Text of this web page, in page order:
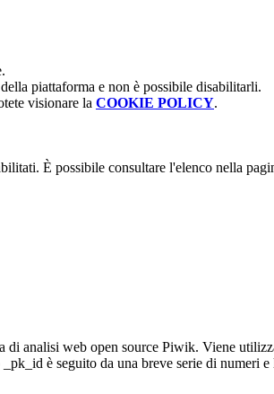
piattaforma e non è possibile disabilitarli.
visionare la COOKIE POLICY.
È possibile consultare l'elenco nella
di analisi web open source Piwik. Viene
è seguito da una breve serie di